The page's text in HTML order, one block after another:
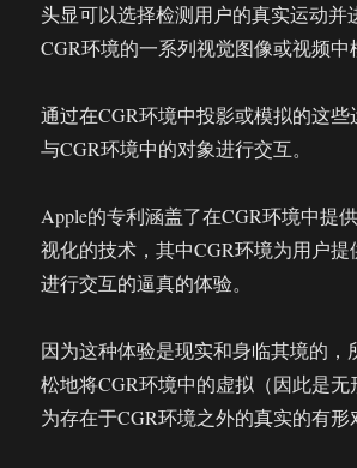
头显可以选择检测用户的真实运动并
CGR环境的一系列视觉图像或视频中
通过在CGR环境中投影或模拟的这些
与CGR环境中的对象进行交互。
Apple的专利涵盖了在CGR环境中提
视化的技术，其中CGR环境为用户提
进行交互的逼真的体验。
因为这种体验是现实和身临其境的，
松地将CGR环境中的虚拟（因此是
为存在于CGR环境之外的真实的有形